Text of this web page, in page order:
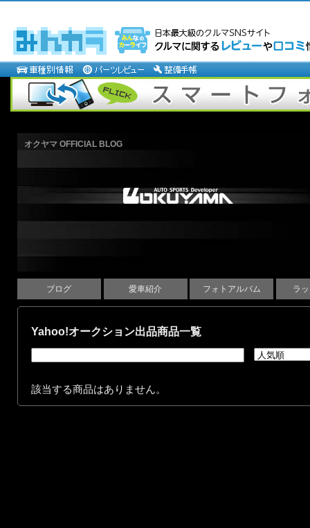
オクヤマ OFFICIAL BLOG
ブログ 愛車紹介 フォトアルバム ラ
Yahoo!オークション出品商品一覧
該当する商品はありません。